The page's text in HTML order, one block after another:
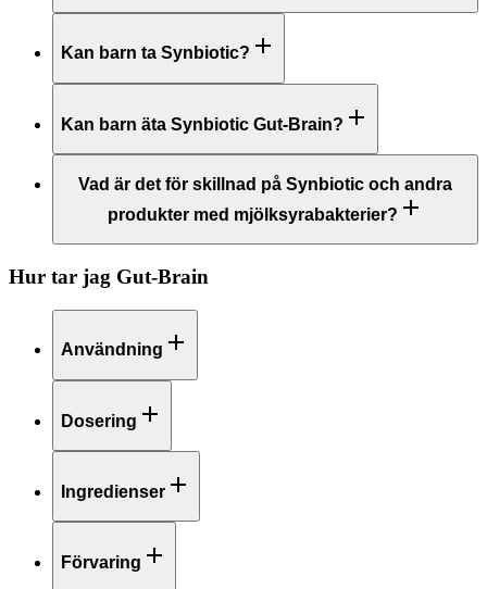
Kan barn ta Synbiotic?
Kan barn äta Synbiotic Gut-Brain?
Vad är det för skillnad på Synbiotic och andra
produkter med mjölksyrabakterier?
Hur tar jag Gut-Brain
Användning
Dosering
Ingredienser
Förvaring